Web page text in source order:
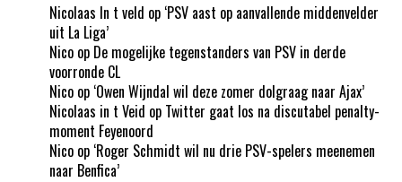
Nicolaas In t veld op ‘PSV aast op aanvallende middenvelder
uit La Liga’
Nico op De mogelijke tegenstanders van PSV in derde
voorronde CL
Nico op ‘Owen Wijndal wil deze zomer dolgraag naar Ajax’
Nicolaas in t Veid op Twitter gaat los na discutabel penalty-
moment Feyenoord
Nico op ‘Roger Schmidt wil nu drie PSV-spelers meenemen
naar Benfica’